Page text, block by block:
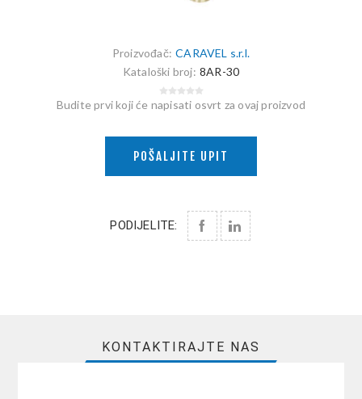
Proizvođač: CARAVEL s.r.l.
Kataloški broj: 8AR-30
Budite prvi koji će napisati osvrt za ovaj proizvod
POŠALJITE UPIT
PODIJELITE:
KONTAKTIRAJTE NAS